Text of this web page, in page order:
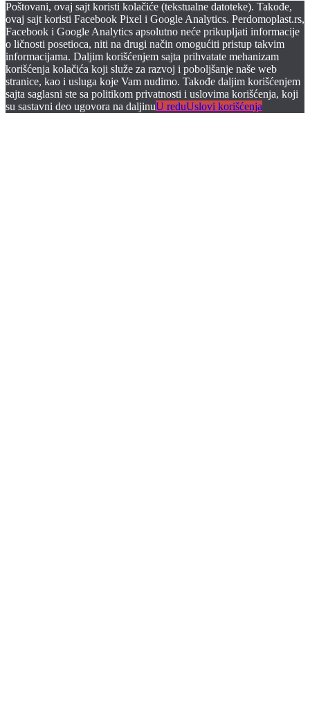
Poštovani, ovaj sajt koristi kolačiće (tekstualne datoteke). Takođe,
ovaj sajt koristi Facebook Pixel i Google Analytics. Perdomoplast.rs,
Facebook i Google Analytics apsolutno neće prikupljati informacije
o ličnosti posetioca, niti na drugi način omogućiti pristup takvim
informacijama. Daljim korišćenjem sajta prihvatate mehanizam
korišćenja kolačića koji služe za razvoj i poboljšanje naše web
stranice, kao i usluga koje Vam nudimo. Takođe daljim korišćenjem
sajta saglasni ste sa politikom privatnosti i uslovima korišćenja, koji
su sastavni deo ugovora na daljinuU reduUslovi korišćenja